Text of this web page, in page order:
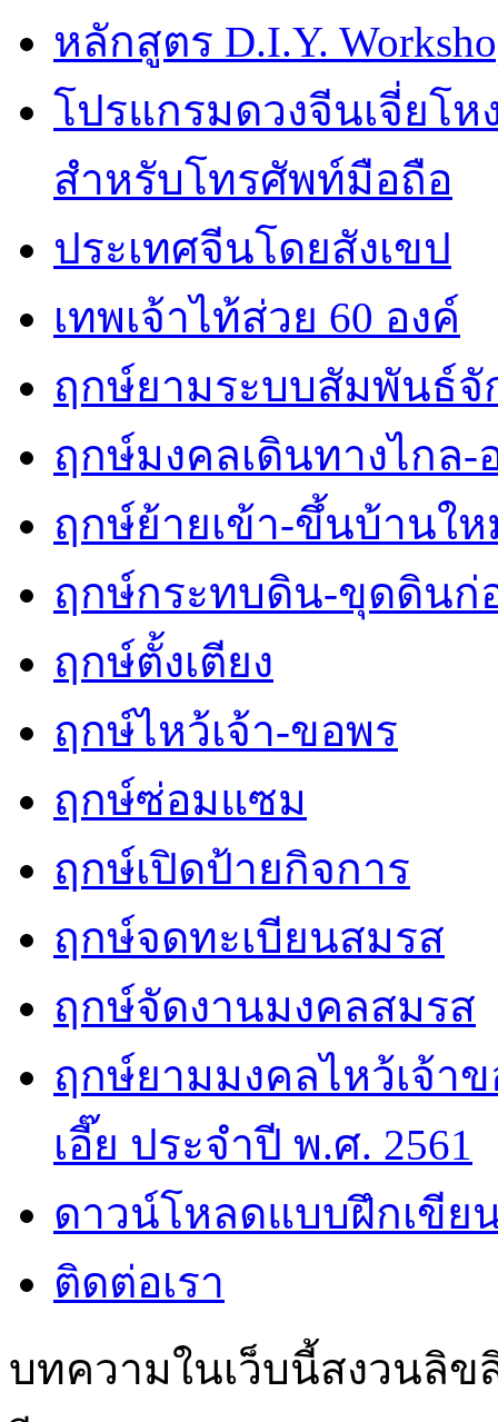
หลักสูตร D.I.Y.
โปรแกรมดวงจีนเจี่ยโห
สำหรับโทรศัพท์มือถือ
ประเทศจีนโดยสังเขป
เทพเจ้าไท้ส่วย 60 องค์
ฤกษ์ยามระบบสัมพันธ์จั
ฤกษ์มงคลเดินทางไกล-
ฤกษ์ย้ายเข้า-ขึ้นบ้านใ
ฤกษ์กระทบดิน-ขุดดินก่
ฤกษ์ตั้งเตียง
ฤกษ์ไหว้เจ้า-ขอพร
ฤกษ์ซ่อมแซม
ฤกษ์เปิดป้ายกิจการ
ฤกษ์จดทะเบียนสมรส
ฤกษ์จัดงานมงคลสมรส
ฤกษ์ยามมงคลไหว้เจ้า
เอี๊ย ประจำปี พ.ศ. 2561
ดาวน์โหลดแบบฝึกเขีย
ติดต่อเรา
บทความในเว็บนี้สงวนลิ